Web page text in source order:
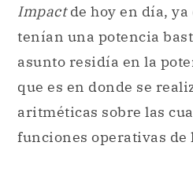
Impactde hoy en día, ya
tenían una potencia
asunto residía en la
que es en donde se
aritméticas sobre las
funciones operativas de